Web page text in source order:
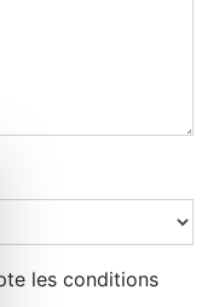
les conditions